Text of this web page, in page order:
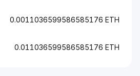
0.0011036599586585176 ETH
0.011036599586585176 ETH